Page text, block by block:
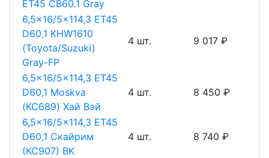
ET45 CB60.1 Gray
6,5x16/5x114,3 ET45
D60,1 KHW1610
(Toyota/Suzuki)
Gray-FP
4 шт. 9 017 ₽
6,5x16/5x114,3 ET45
D60,1 Moskva
(КС689) Хай Вэй
4 шт. 8 450 ₽
6,5x16/5x114,3 ET45
D60,1 Скайрим
(КС907) BK
4 шт. 8 740 ₽